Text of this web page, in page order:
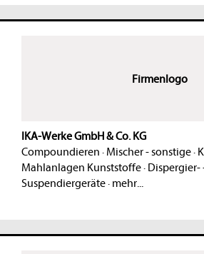
Firmenlogo
IKA-Werke GmbH & Co. KG
Compoundieren · Mischer - sonstige·
Mahlanlagen Kunststoffe· Dispergier-
Suspendiergeräte· mehr...